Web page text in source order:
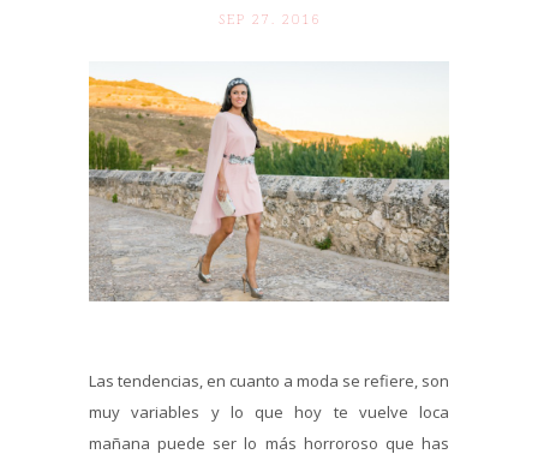
SEP 27. 2016
Las tendencias, en cuanto a moda se refiere, son
muy variables y lo que hoy te vuelve loca
mañana puede ser lo más horroroso que has